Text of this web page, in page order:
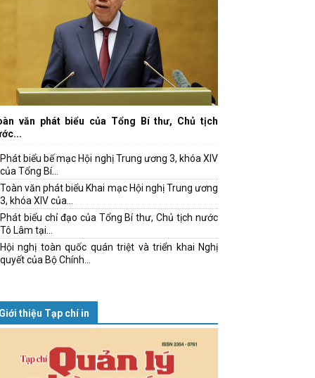
văn phát biểu của Tổng Bí thư, Chủ tịch
Phát biểu bế mạc Hội nghị Trung ương 3, khóa XIV
của Tổng Bí...
Toàn văn phát biểu Khai mạc Hội nghị Trung ương
3, khóa XIV của...
Phát biểu chỉ đạo của Tổng Bí thư, Chủ tịch nước
Tô Lâm tại...
Hội nghị toàn quốc quán triệt và triển khai Nghị
quyết của Bộ Chính...
Giới thiệu Tạp chí in